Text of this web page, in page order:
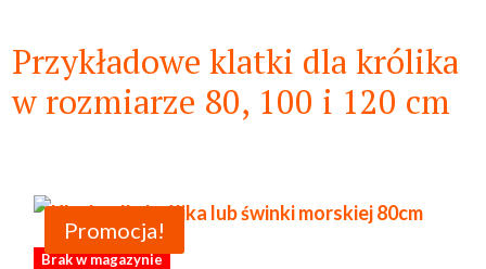
Przykładowe klatki dla królika
w rozmiarze 80, 100 i 120 cm
Promocja!
Brak w magazynie